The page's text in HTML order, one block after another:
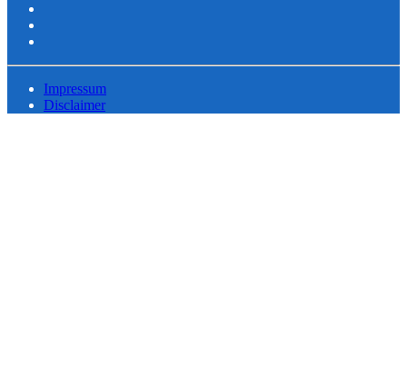
Impressum
Disclaimer